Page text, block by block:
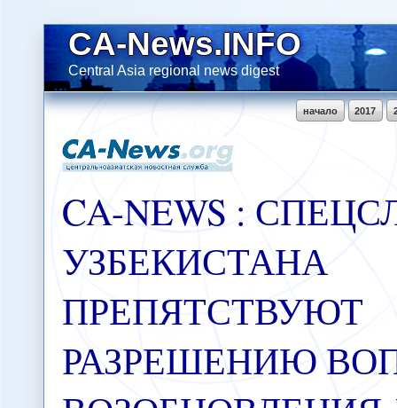
CA-News.INFO
Central Asia regional news digest
2017
начало
CA-NEWS :
УЗБЕКИСТАНА
ПРЕПЯТСТВУЮТ
РАЗРЕШЕНИЮ